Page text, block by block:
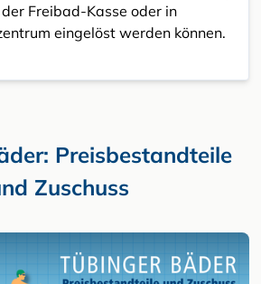
Freibad-Kasse oder in
eingelöst werden können.
Preisbestandteile
Zuschuss